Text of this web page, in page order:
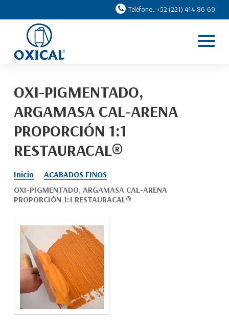
Teléfono. +52 (221) 414-86-69
Inicio
Ventajas
Nosotros
Contacto
OXI-PIGMENTADO,
ARGAMASA CAL-ARENA
PROPORCIÓN 1:1
RESTAURACAL®
Inicio
ACABADOS FINOS
OXI-PIGMENTADO, ARGAMASA CAL-ARENA
PROPORCIÓN 1:1 RESTAURACAL®